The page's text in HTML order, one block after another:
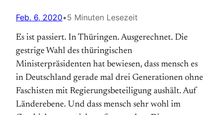
Feb. 6, 2020•5 Minuten Lesezeit
Es ist passiert. In Thüringen. Ausgerechnet. Die
gestrige Wahl des thüringischen
Ministerpräsidenten hat bewiesen, dass mensch es
in Deutschland gerade mal drei Generationen ohne
Faschisten mit Regierungsbeteiligung aushält. Auf
Länderebene. Und dass mensch sehr wohl im